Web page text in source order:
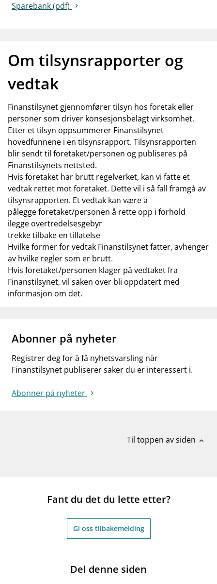
Sparebank (pdf)
Om tilsynsrapporter og
vedtak
Finanstilsynet gjennomfører tilsyn hos foretak eller
personer som driver konsesjonsbelagt virksomhet.
Etter et tilsyn oppsummerer Finanstilsynet
hovedfunnene i en tilsynsrapport. Tilsynsrapporten
blir sendt til foretaket/personen og publiseres på
Finanstilsynets nettsted.
Hvis foretaket har brutt regelverket, kan vi fatte et
vedtak rettet mot foretaket. Dette vil i så fall framgå av
tilsynsrapporten. Et vedtak kan være å
pålegge foretaket/personen å rette opp i forhold
ilegge overtredelsesgebyr
trekke tilbake en tillatelse
Hvilke former for vedtak Finanstilsynet fatter, avhenger
av hvilke regler som er brutt.
Hvis foretaket/personen klager på vedtaket fra
Finanstilsynet, vil saken over bli oppdatert med
informasjon om det.
Abonner på nyheter
Registrer deg for å få nyhetsvarsling når
Finanstilsynet publiserer saker du er interessert i.
Abonner på nyheter
Til toppen av siden expand_less
Fant du det du lette etter?
Gi oss tilbakemelding
Del denne siden